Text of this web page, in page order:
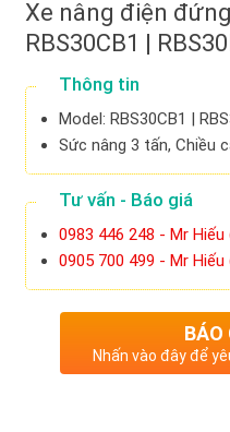
Xe nâng điện đứng
RBS30CB1 |
Thông tin
Model: RBS30CB1 |
Sức nâng 3 tấn, Chiều
Tư vấn - Báo giá
0983 446 248 - Mr
0905 700 499 - Mr
BÁO
Nhấn vào đây để